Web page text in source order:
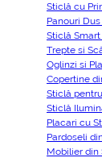
Sticlă cu
Panouri
Sticlă
Trepte si
Oglinzi si
Copertine
Sticlă
Sticlă
Placari cu
Pardoseli
Mobilier din